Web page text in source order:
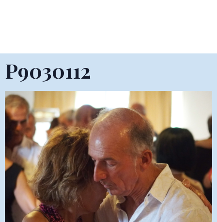
P9030112